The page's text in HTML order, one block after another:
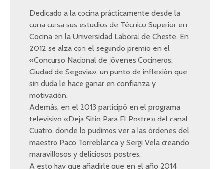
Dedicado a la cocina prácticamente desde la
cuna cursa sus estudios de Técnico Superior en
Cocina en la Universidad Laboral de Cheste. En
2012 se alza con el segundo premio en el
«Concurso Nacional de Jóvenes Cocineros:
Ciudad de Segovia», un punto de inflexión que
sin duda le hace ganar en confianza y
motivación.
Además, en el 2013 participó en el programa
televisivo «Deja Sitio Para El Postre» del canal
Cuatro, donde lo pudimos ver a las órdenes del
maestro Paco Torreblanca y Sergi Vela creando
maravillosos y deliciosos postres.
A esto hay que añadirle que en el año 2014